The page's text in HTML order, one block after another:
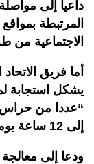
داعيا إلى
المرتبطة
الاجتماعية من
أما فريق
يشكل استجابة
“عددا من حراس
إلى 12 ساعة يوميا في ظروف مهنية صعبة”.
ودعا إلى